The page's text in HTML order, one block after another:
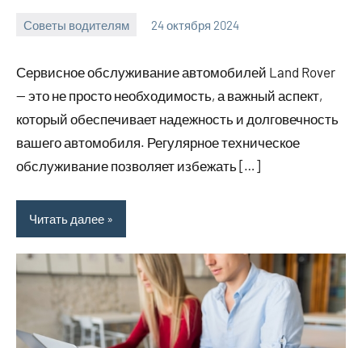
Советы водителям 24 октября 2024
Сервисное обслуживание автомобилей Land Rover
— это не просто необходимость, а важный аспект,
который обеспечивает надежность и долговечность
вашего автомобиля. Регулярное техническое
обслуживание позволяет избежать […]
Читать далее